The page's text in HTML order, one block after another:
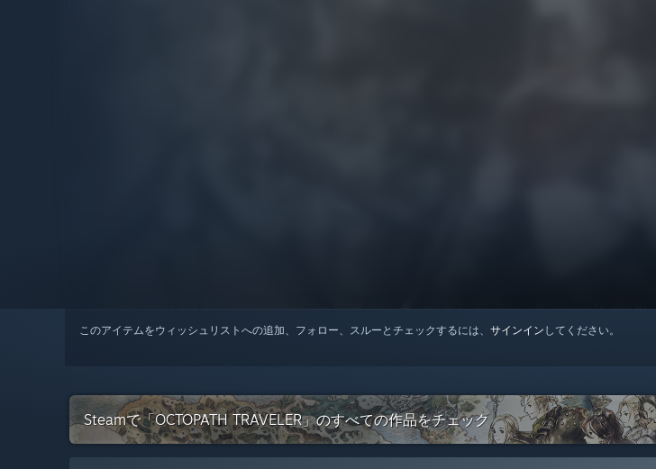
このアイテムをウィッシュリストへの追加、フォロー、スルーとチェックするには、 サインイン してください。
Steamで「OCTOPATH TRAVELER」のすべての作品をチェック